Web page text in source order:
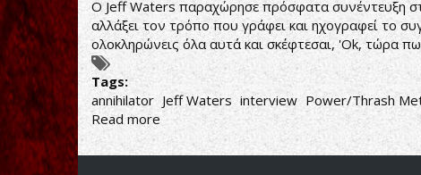
ΑΠΟ
ΤΟΝ
ΝΕΟ
ΔΙΣΚΟ
O Jeff Waters παραχώρησε πρόσφατα συνέντευξη
αλλάξει τον τρόπο που γράφει και ηχογραφεί το
ολοκληρώνεις όλα αυτά και σκέφτεσαι, 'Ok, τώρα
Tags:
annihilator Jeff Waters interview Power/Thrash
Read more about
O
JEFF